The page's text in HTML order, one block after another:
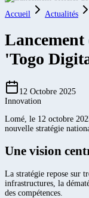
Accueil Actualités
'Togo
12 Octobre 2025
Innovation
Lomé, le 12 octobre
nouvelle stratégie
Une vision
La stratégie repose sur
infrastructures, la
des compétences.